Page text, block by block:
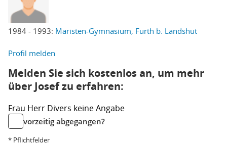
1984 - 1993: Maristen-Gymnasium, Furth b. Landshut
Profil melden
Melden Sie sich kostenlos an, um mehr
über Josef zu erfahren:
Frau Herr Divers keine Angabe
vorzeitig abgegangen?
* Pflichtfelder